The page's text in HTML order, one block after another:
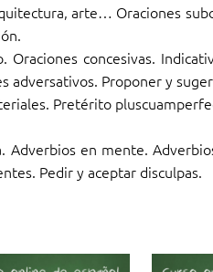
arte… Oraciones
Oraciones concesivas.
adversativos. Proponer y
Pretérito
Adverbios en mente.
Pedir y aceptar disculpas.